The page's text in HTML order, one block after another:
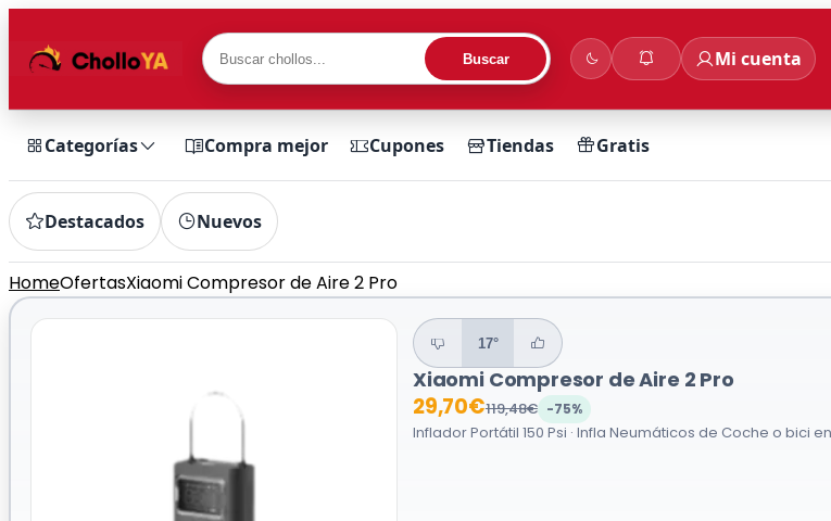
Buscar Mi cuenta
Categorías Compra mejor Cupones Tiendas Gratis
Destacados Nuevos
HomeOfertasXiaomi Compresor de Aire 2 Pro
17°
Xiaomi Compresor de Aire 2 Pro
29,70€119,48€ -75%
Inflador Portátil 150 Psi · Infla Neumáticos de Coche o bici